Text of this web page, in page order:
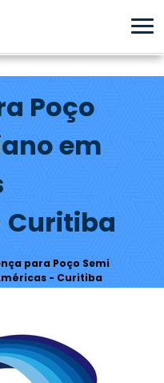
Poço
em
para Poço Semi
- Curitiba